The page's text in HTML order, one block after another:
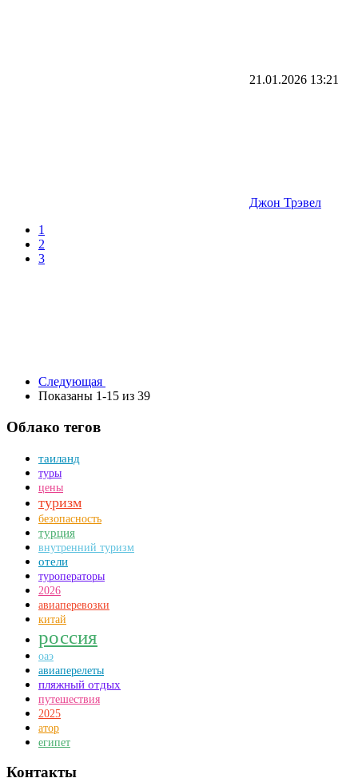
21.01.2026 13:21
Джон Трэвел
1
2
3
Следующая
Показаны 1-15 из 39
Облако тегов
таиланд
туры
цены
туризм
безопасность
турция
внутренний туризм
отели
туроператоры
2026
авиаперевозки
китай
россия
оаэ
авиаперелеты
пляжный отдых
путешествия
2025
атор
египет
Контакты